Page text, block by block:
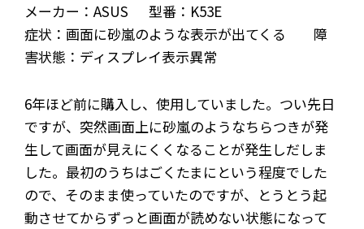
メーカー：ASUS 型番：K53E
症状：画面に砂嵐のような表示が出てくる 障
害状態：ディスプレイ表示異常
6年ほど前に購入し、使用していました。つい先日
ですが、突然画面上に砂嵐のようなちらつきが発
生して画面が見えにくくなることが発生しだしま
した。最初のうちはごくたまにという程度でした
ので、そのまま使っていたのですが、とうとう起
動させてからずっと画面が読めない状態になって